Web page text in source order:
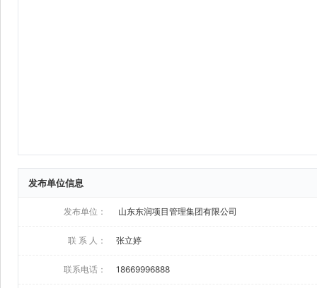
发布单位信息
发布单位： 山东东润项目管理集团有限公司
联 系 人： 张立婷
联系电话： 18669996888